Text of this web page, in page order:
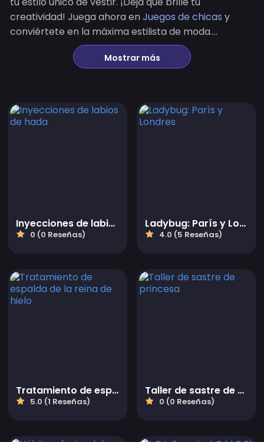
creatividad! Juega ahora en Juegos de chicas y
conviértete en la máxima estilista de moda....
Mostrar más
Inyecciones de labios de hada
0 (0 Reseñas)
Ladybug: París y Londres
4.0 (5 Reseñas)
Tratamiento de espalda de la reina de hielo
5.0 (1 Reseñas)
Taller de sastre de princesa
0 (0 Reseñas)